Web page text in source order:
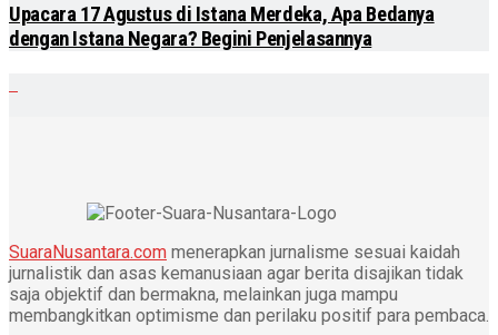
Upacara 17 Agustus di Istana Merdeka, Apa Bedanya
dengan Istana Negara? Begini Penjelasannya
SuaraNusantara.com menerapkan jurnalisme sesuai kaidah
jurnalistik dan asas kemanusiaan agar berita disajikan tidak
saja objektif dan bermakna, melainkan juga mampu
membangkitkan optimisme dan perilaku positif para pembaca.